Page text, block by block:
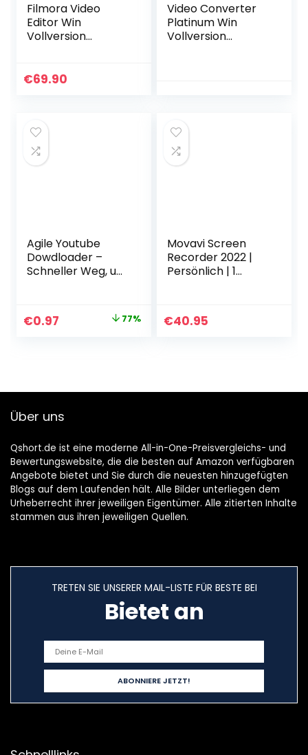
Filmora Video
Editor Win
Vollversion
Datenträger)
€69.90
Video Converter
Platinum Win
Vollversion
Agile Youtube
Dowdloader –
Schneller Weg, um
[Download]
Original
€0.97 77%
Movavi Screen
Recorder 2022 |
Persönlich | 1
per Email
€40.95
Über uns
Qshort.de ist eine moderne All-in-One-Preisvergleichs- und
Bewertungswebsite, die die besten auf Amazon verfügbaren
Angebote bietet und Sie durch die neuesten hinzugefügten
Blogs auf dem Laufenden hält. Alle Bilder unterliegen dem
Urheberrecht ihrer jeweiligen Eigentümer. Alle zitierten Inhalte
stammen aus ihren jeweiligen Quellen.
TRETEN SIE UNSERER MAIL-LISTE FÜR BESTE BEI
Bietet an